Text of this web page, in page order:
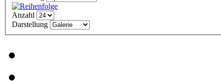
Anzahl
Darstellung